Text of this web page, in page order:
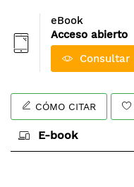
eBook
Acceso abierto
Consultar
CÓMO CITAR
E-book